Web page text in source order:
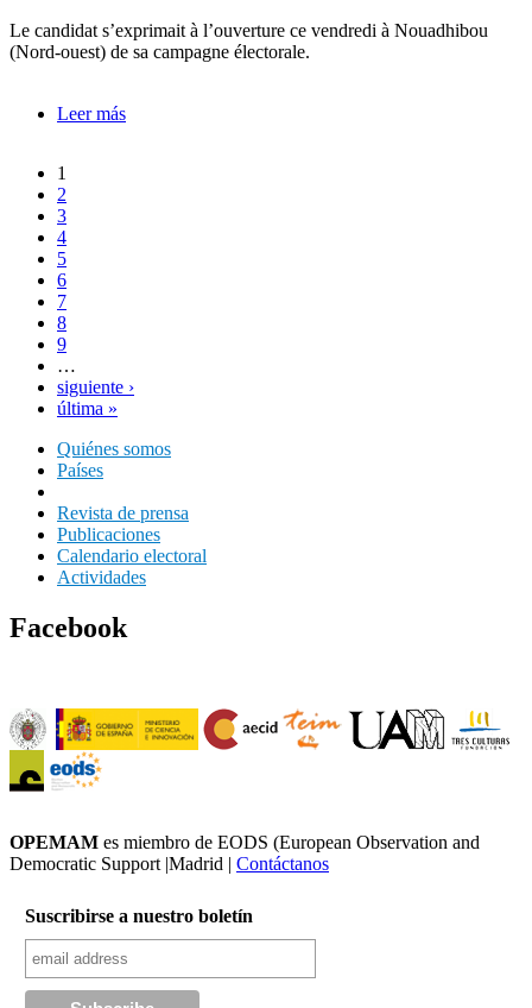
Le candidat s’exprimait à l’ouverture ce vendredi à Nouadhibou
(Nord-ouest) de sa campagne électorale.
Leer más
Páginas
1
2
3
4
5
6
7
8
9
…
siguiente ›
última »
Quiénes somos
Países
Revista de prensa
Publicaciones
Calendario electoral
Actividades
Facebook
OPEMAM es miembro de EODS (European Observation and
Democratic Support |Madrid | Contáctanos
Suscribirse a nuestro boletín